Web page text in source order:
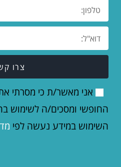
אני מאשר/ת כי מסרתי
החופשי ומסכים/ה לשימוש
השימוש במידע נעשה לפי
צרו